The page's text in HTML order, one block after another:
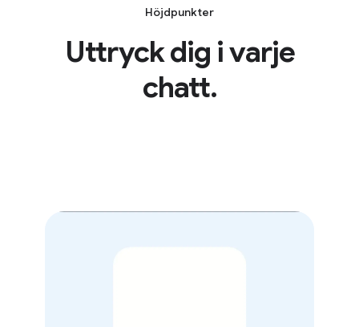
Höjdpunkter
Uttryck dig i varje
chatt.